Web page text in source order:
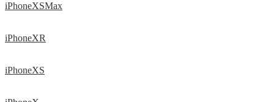
iPhoneXSMax
iPhoneXR
iPhoneXS